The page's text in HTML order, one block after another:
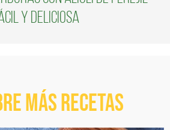
y deliciosa
más recetas